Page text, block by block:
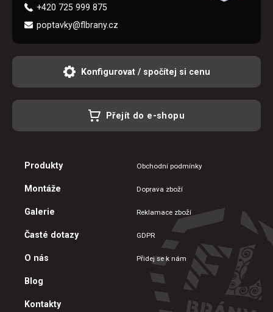
+420 725 999 875
poptavky@flbrany.cz
Konfigurovat / spočítej si cenu
Přejít do e-shopu
Produkty
Montáže
Galerie
Časté dotazy
O nás
Blog
Kontakty
Obchodní podmínky
Doprava zboží
Reklamace zboží
GDPR
Přidej se k nám